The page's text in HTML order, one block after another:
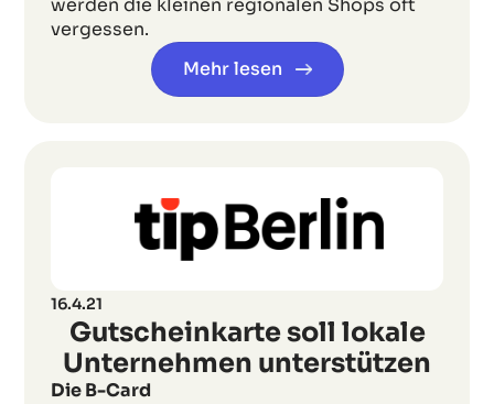
werden die kleinen regionalen Shops oft
vergessen.
Mehr lesen
16.4.21
Gutscheinkarte soll lokale
Unternehmen unterstützen
Die B-Card